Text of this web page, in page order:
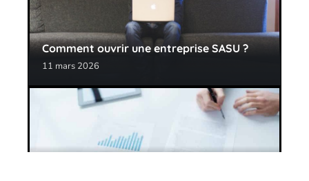
Comment ouvrir une entreprise SASU ?
11 mars 2026